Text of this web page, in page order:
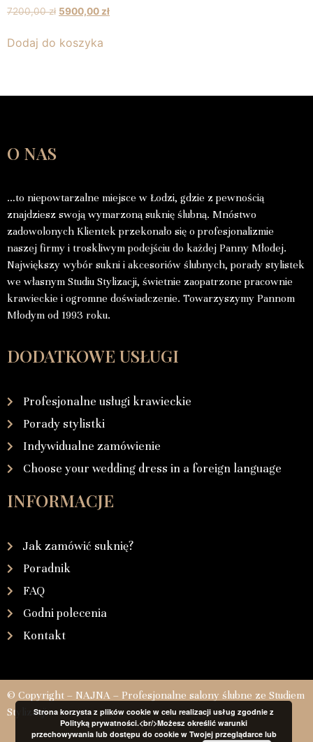
7200,00zł 5900,00zł
Dodaj do koszyka
O NAS
…to niepowtarzalne miejsce w Łodzi, gdzie z pewnością
znajdziesz swoją wymarzoną suknię ślubną. Mnóstwo
zadowolonych Klientek przekonało się o profesjonalizmie
naszej firmy i troskliwym podejściu do każdej Panny Młodej.
Największy wybór sukni i akcesoriów ślubnych, porady stylistek
we własnym Studiu Stylizacji, świetnie zaopatrzone pracownie
krawieckie i ogromne doświadczenie. Towarzyszymy Pannom
Młodym od 1993 roku.
DODATKOWE USŁUGI
Profesjonalne usługi krawieckie
Porady stylistki
Indywidualne zamówienie
Choose your wedding dress in a foreign language
INFORMACJE
Jak zamówić suknię?
Poradnik
FAQ
Godni polecenia
Kontakt
© Copyright – NAJNA – Profesjonalne salony ślubne ze Studiem
StylizacjiStrona korzysta z plików cookie w celu realizacji usług zgodnie z
Polityką prywatności.<br/>Możesz określić warunki
przechowywania lub dostępu do cookie w Twojej przeglądarce lub